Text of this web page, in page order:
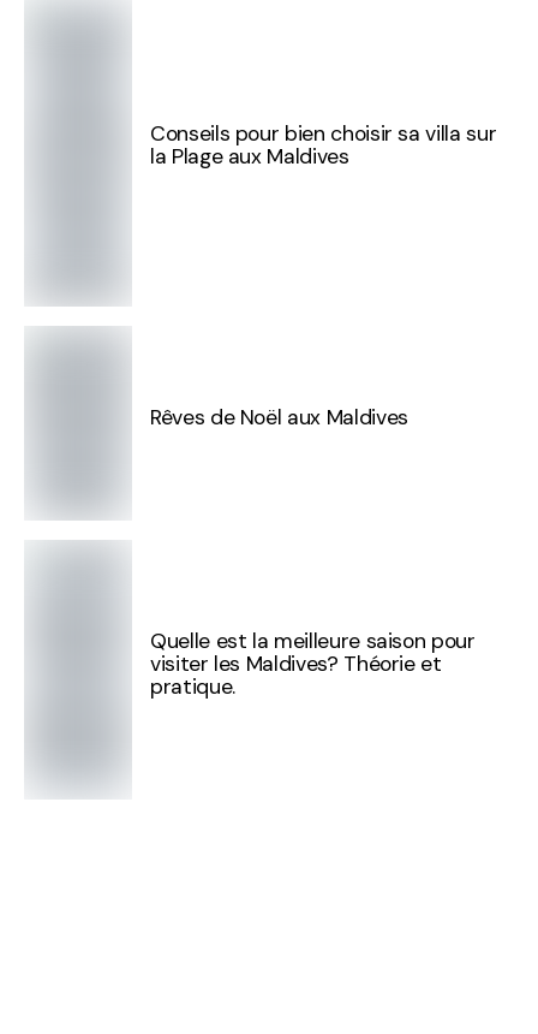
Conseils pour bien choisir sa villa sur
la Plage aux Maldives
Rêves de Noël aux Maldives
Quelle est la meilleure saison pour
visiter les Maldives? Théorie et
pratique.